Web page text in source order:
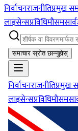
निर्वाचनराजनीतिप्रमुख
लाइसेन्सप्रविधिमौसम
समाचार स्रोत छान्नुहोस्
निर्वाचनराजनीतिप्रमुख
लाइसेन्सप्रविधिमौसम